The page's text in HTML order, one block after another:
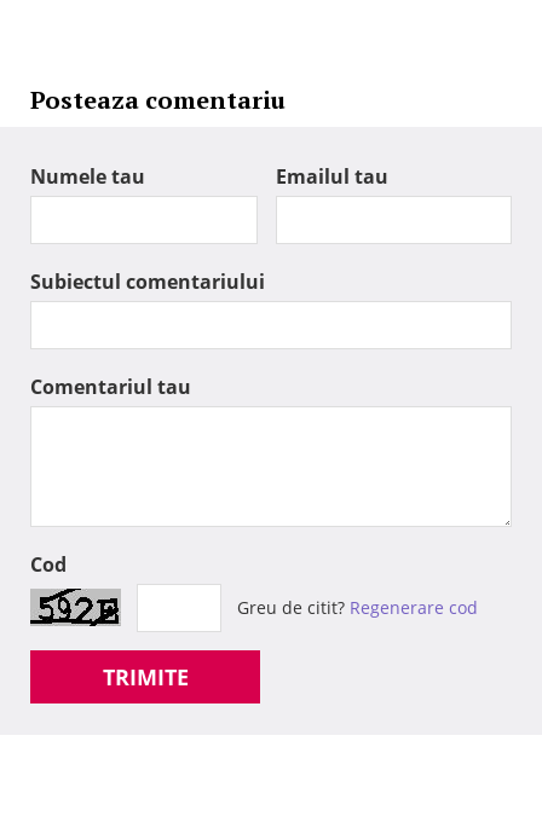
Posteaza comentariu
Numele tau Emailul tau
Subiectul comentariului
Comentariul tau
Cod
Greu de citit? Regenerare cod
TRIMITE